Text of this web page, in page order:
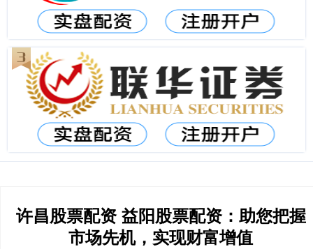
许昌股票配资 益阳股票配资：助您把握
市场先机，实现财富增值